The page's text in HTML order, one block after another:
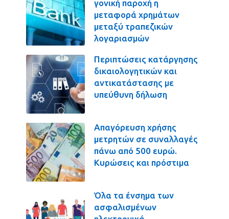
γονική παροχή η
μεταφορά χρημάτων
μεταξύ τραπεζικών
λογαριασμών
Περιπτώσεις κατάργησης
δικαιολογητικών και
αντικατάστασης με
υπεύθυνη δήλωση
Απαγόρευση χρήσης
μετρητών σε συναλλαγές
πάνω από 500 ευρώ.
Κυρώσεις και πρόστιμα
Όλα τα ένσημα των
ασφαλισμένων